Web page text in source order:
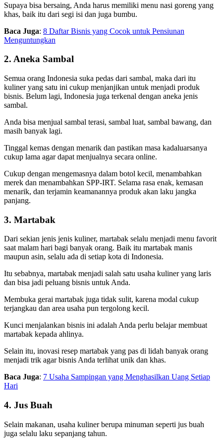
Supaya bisa bersaing, Anda harus memiliki menu nasi goreng yang
khas, baik itu dari segi isi dan juga bumbu.
Baca Juga: 8 Daftar Bisnis yang Cocok untuk Pensiunan
Menguntungkan
2. Aneka Sambal
Semua orang Indonesia suka pedas dari sambal, maka dari itu
kuliner yang satu ini cukup menjanjikan untuk menjadi produk
bisnis. Belum lagi, Indonesia juga terkenal dengan aneka jenis
sambal.
Anda bisa menjual sambal terasi, sambal luat, sambal bawang, dan
masih banyak lagi.
Tinggal kemas dengan menarik dan pastikan masa kadaluarsanya
cukup lama agar dapat menjualnya secara online.
Cukup dengan mengemasnya dalam botol kecil, menambahkan
merek dan menambahkan SPP-IRT. Selama rasa enak, kemasan
menarik, dan terjamin keamanannya produk akan laku jangka
panjang.
3. Martabak
Dari sekian jenis jenis kuliner, martabak selalu menjadi menu favorit
saat malam hari bagi banyak orang. Baik itu martabak manis
maupun asin, selalu ada di setiap kota di Indonesia.
Itu sebabnya, martabak menjadi salah satu usaha kuliner yang laris
dan bisa jadi peluang bisnis untuk Anda.
Membuka gerai martabak juga tidak sulit, karena modal cukup
terjangkau dan area usaha pun tergolong kecil.
Kunci menjalankan bisnis ini adalah Anda perlu belajar membuat
martabak kepada ahlinya.
Selain itu, inovasi resep martabak yang pas di lidah banyak orang
menjadi trik agar bisnis Anda terlihat unik dan khas.
Baca Juga: 7 Usaha Sampingan yang Menghasilkan Uang Setiap
Hari
4. Jus Buah
Selain makanan, usaha kuliner berupa minuman seperti jus buah
juga selalu laku sepanjang tahun.